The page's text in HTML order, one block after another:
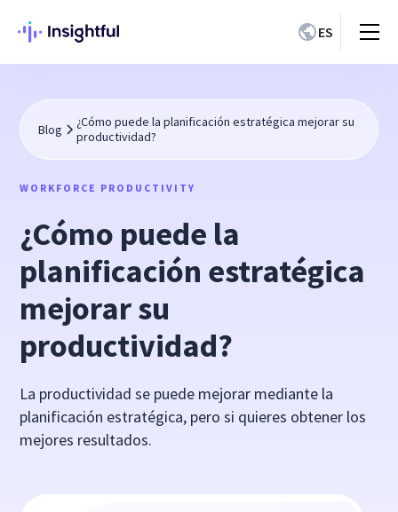
ES
Blog
¿Cómo puede la planificación estratégica mejorar su
productividad?
WORKFORCE PRODUCTIVITY
¿Cómo puede la
planificación estratégica
mejorar su
productividad?
La productividad se puede mejorar mediante la
planificación estratégica, pero si quieres obtener los
mejores resultados.